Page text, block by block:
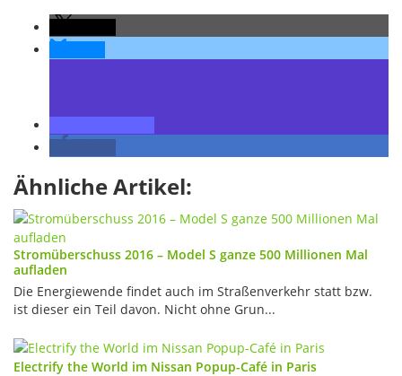
Ähnliche Artikel:
Stromüberschuss 2016 – Model S ganze 500 Millionen Mal
aufladen
Die Energiewende findet auch im Straßenverkehr statt bzw.
ist dieser ein Teil davon. Nicht ohne Grun...
Electrify the World im Nissan Popup-Café in Paris